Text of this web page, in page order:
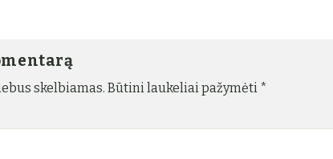
skelbiamas. Būtini laukeliai pažymėti *